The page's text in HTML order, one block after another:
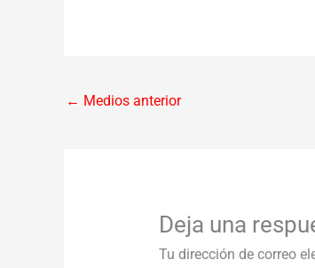
← Medios anterior
Deja una
Tu dirección de correo